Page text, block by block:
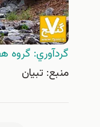
گردآوري: گروه
منبع: تبيان